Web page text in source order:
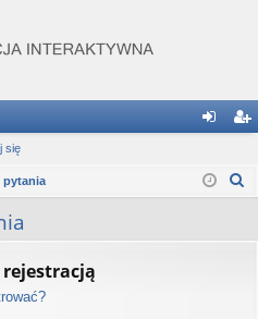
og ej
się
pytania